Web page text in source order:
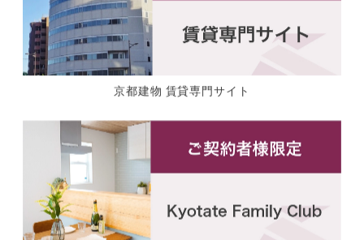
京都建物 賃貸専門サイト